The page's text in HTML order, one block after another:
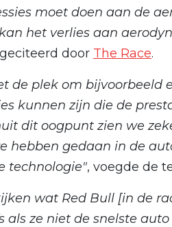
moet doen aan de
het verlies aan
door The Race.
de plek om bijvoorbeeld
kunnen zijn die de
dit oogpunt zien we
hebben gedaan in de
technologie", voegde de
wat Red Bull [in de
als ze niet de snelste